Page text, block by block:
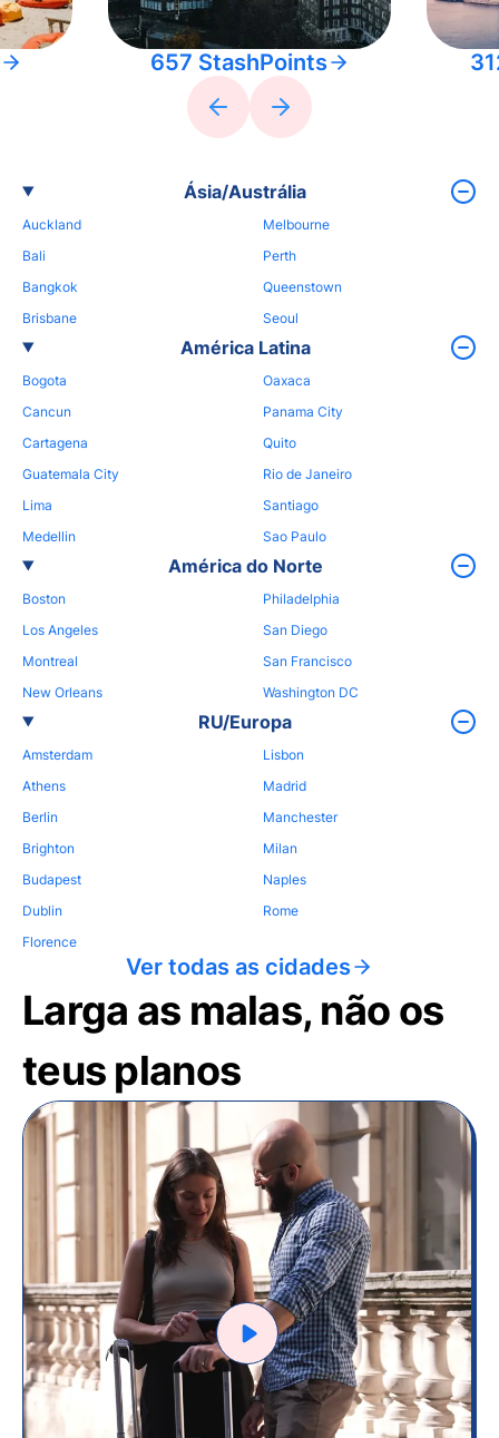
657 StashPoints
Ásia/Austrália
Auckland
Bali
Bangkok
Brisbane
Melbourne
Perth
Queenstown
Seoul
América Latina
Bogota
Cancun
Cartagena
Guatemala City
Lima
Medellin
Oaxaca
Panama City
Quito
Rio de Janeiro
Santiago
Sao Paulo
América do Norte
Boston
Los Angeles
Montreal
New Orleans
Philadelphia
San Diego
San Francisco
Washington DC
RU/Europa
Amsterdam
Athens
Berlin
Brighton
Budapest
Dublin
Florence
Lisbon
Madrid
Manchester
Milan
Naples
Rome
Ver todas as cidades
Larga as malas, não os
teus planos